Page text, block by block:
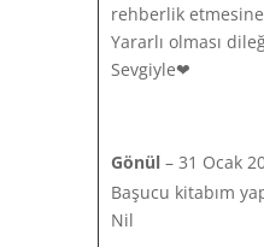
rehberlik
Yararlı olması
Sevgiyle❤
Gönül – 31 Ocak
Başucu kitabım
Nil